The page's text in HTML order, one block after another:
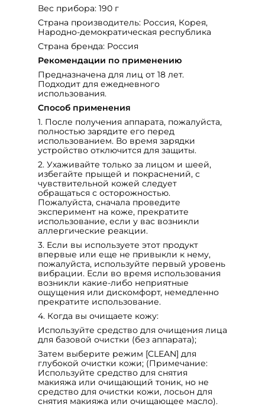
Вес прибора: 190 г
Страна производитель: Россия, Корея,
Народно-демократическая республика
Страна бренда: Россия
Рекомендации по применению
Предназначена для лиц от 18 лет.
Подходит для ежедневного
использования.
Способ применения
1. После получения аппарата, пожалуйста,
полностью зарядите его перед
использованием. Во время зарядки
устройство отключится для защиты.
2. Ухаживайте только за лицом и шеей,
избегайте прыщей и покраснений, с
чувствительной кожей следует
обращаться с осторожностью.
Пожалуйста, сначала проведите
эксперимент на коже, прекратите
использование, если у вас возникли
аллергические реакции.
3. Если вы используете этот продукт
впервые или еще не привыкли к нему,
пожалуйста, используйте первый уровень
вибрации. Если во время использования
возникли какие-либо неприятные
ощущения или дискомфорт, немедленно
прекратите использование.
4. Когда вы очищаете кожу:
Используйте средство для очищения лица
для базовой очистки (без аппарата);
Затем выберите режим [CLEAN] для
глубокой очистки кожи; (Примечание:
Используйте средство для снятия
макияжа или очищающий тоник, но не
средство для очистки кожи, лосьон для
снятия макияжа или очищающее масло).